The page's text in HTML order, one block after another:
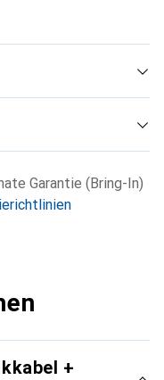
Garantie (Bring-In)
+